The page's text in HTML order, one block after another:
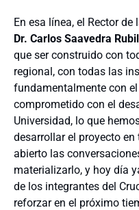
En esa línea, el Rector
Dr. Carlos Saavedra
que ser construido con
regional, con todas las
fundamentalmente con
comprometido con el
Universidad, lo que
desarrollar el proyecto
abierto las
materializarlo, y hoy día
de los integrantes del
reforzar en el próximo